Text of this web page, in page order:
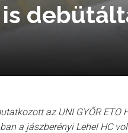
az UNI GYŐR
a jászberényi Lehel HC